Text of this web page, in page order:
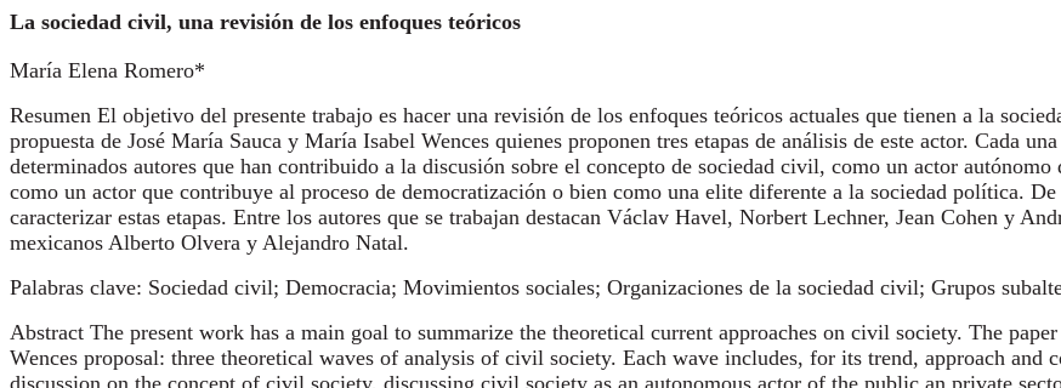
La sociedad civil, una revisión de los enfoques teóricos
María Elena Romero*
Resumen El objetivo del presente trabajo es hacer una revisión de los enfoques teóricos actuales que tienen a la
propuesta de José María Sauca y María Isabel Wences quienes proponen tres etapas de análisis de este actor. Cada
determinados autores que han contribuido a la discusión sobre el concepto de sociedad civil, como un actor
como un actor que contribuye al proceso de democratización o bien como una elite diferente a la sociedad política.
caracterizar estas etapas. Entre los autores que se trabajan destacan Václav Havel, Norbert Lechner, Jean Cohen y
mexicanos Alberto Olvera y Alejandro Natal.
Palabras clave: Sociedad civil; Democracia; Movimientos sociales; Organizaciones de la sociedad civil; Grupos
Abstract The present work has a main goal to summarize the theoretical current approaches on civil society. The
Wences proposal: three theoretical waves of analysis of civil society. Each wave includes, for its trend, approach and
discussion on the concept of civil society, discussing civil society as an autonomous actor of the public an private